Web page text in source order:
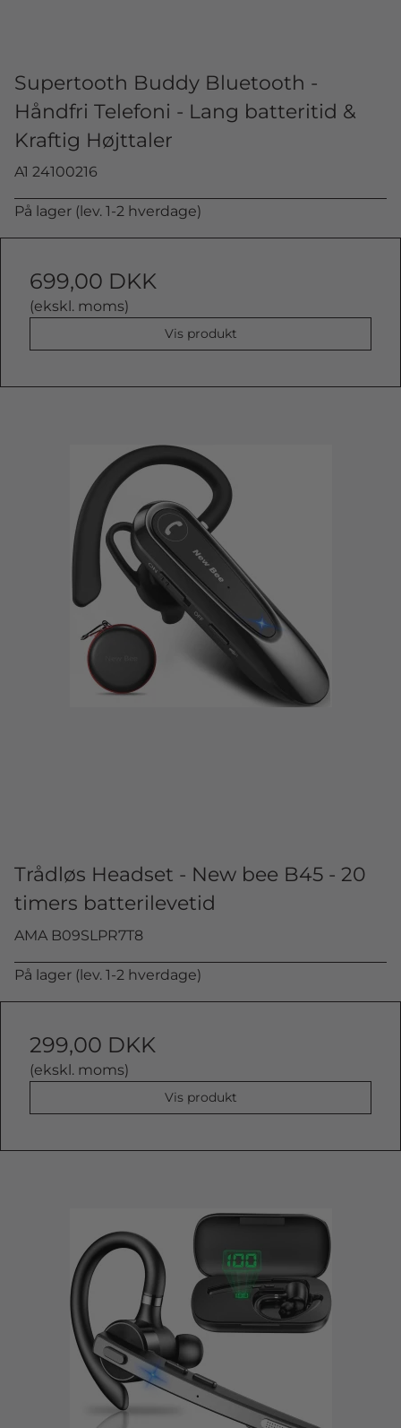
Supertooth Buddy Bluetooth -
Håndfri Telefoni - Lang batteritid &
Kraftig Højttaler
A1 24100216
På lager (lev. 1-2 hverdage)
699,00 DKK
(ekskl. moms)
Vis produkt
Trådløs Headset - New bee B45 - 20
timers batterilevetid
AMA B09SLPR7T8
På lager (lev. 1-2 hverdage)
299,00 DKK
(ekskl. moms)
Vis produkt